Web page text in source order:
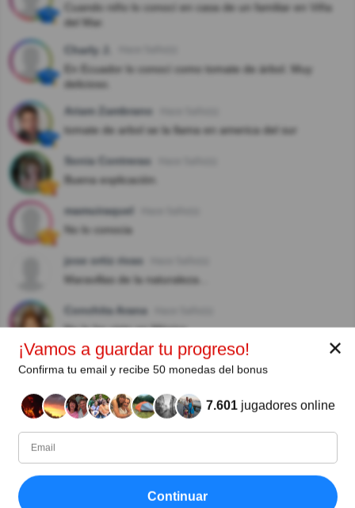
Cuando niño lo conocí en casa de un familiar en Viña
del Mar.
Charly J.
En Ecuador lo conocí como tomate de árbol. Muy
delicioso.
Ariam Zambrano
tomate de arbol se la llama en america del sur
Sonia Contreras
Buena explicación.
mamuiraquel
No lo conocia
jose ortiz rivas
Maravillas de la naturaleza...
Conchita Arana
No lo he visto en México
Miriam Morales Sanhueza Hace 5año(s)
em México las llaman ciruelas
Ver respuestas
Azucena Urbina
✕
¡Vamos a guardar tu progreso!
Confirma tu email y recibe 50 monedas del bonus
7.601 jugadores online
Continuar